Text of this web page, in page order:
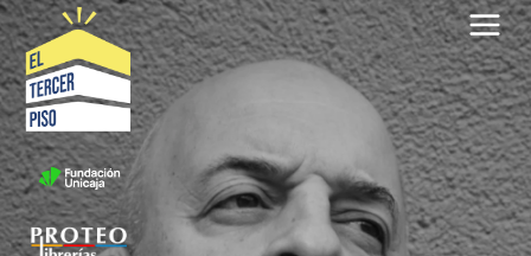
Saltar
al
contenido